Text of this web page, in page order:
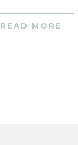
READ MORE